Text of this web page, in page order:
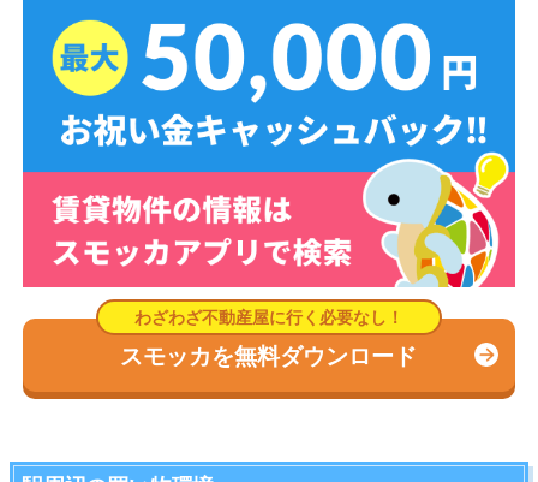
スモッカを無料ダウンロード